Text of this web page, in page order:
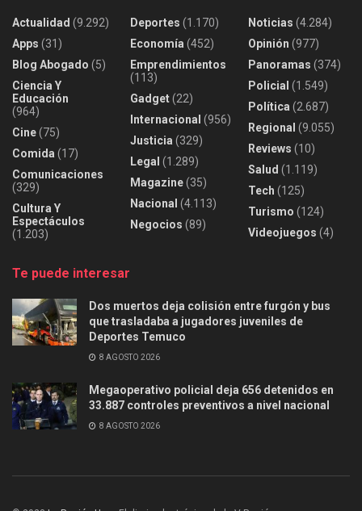
Actualidad (9.292)
Apps (31)
Blog Abogado (5)
Ciencia Y
Educación
(964)
Cine(75)
Comida (17)
Comunicaciones
(329)
Cultura Y
Espectáculos
(1.203)
Deportes (1.170)
Economía (452)
Emprendimientos
(113)
Gadget(22)
Internacional (956)
Justicia (329)
Legal (1.289)
Magazine(35)
Nacional (4.113)
Negocios (89)
Noticias (4.284)
Opinión (977)
Panoramas (374)
Policial (1.549)
Política (2.687)
Regional (9.055)
Reviews (10)
Salud (1.119)
Tech (125)
Turismo (124)
Videojuegos (4)
Te puede interesar
Dos muertos deja colisión entre furgón y bus
que trasladaba a jugadores juveniles de
Deportes Temuco
8 AGOSTO 2026
Megaoperativo policial deja 656 detenidos en
33.887 controles preventivos a nivel nacional
8 AGOSTO 2026